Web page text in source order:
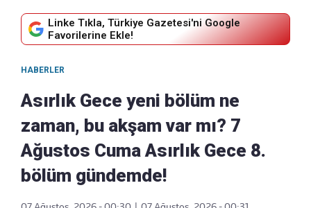
Linke Tıkla, Türkiye Gazetesi'ni Google
Favorilerine Ekle!
HABERLER
Asırlık Gece yeni bölüm ne
zaman, bu akşam var mı? 7
Ağustos Cuma Asırlık Gece 8.
bölüm gündemde!